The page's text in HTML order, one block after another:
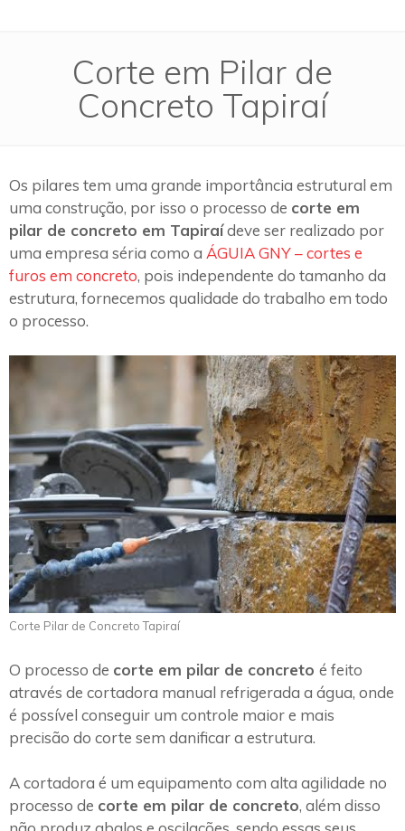
Corte em Pilar de
Concreto Tapiraí
Os pilares tem uma grande importância estrutural em
uma construção, por isso o processo de corte em
pilar de concreto em Tapiraídeve ser realizado por
uma empresa séria como a ÁGUIA GNY – cortes e
furos em concreto, pois independente do tamanho da
estrutura, fornecemos qualidade do trabalho em todo
o processo.
Corte Pilar de Concreto Tapiraí
O processo de corte em pilar de concreto é feito
através de cortadora manual refrigerada a água, onde
é possível conseguir um controle maior e mais
precisão do corte sem danificar a estrutura.
A cortadora é um equipamento com alta agilidade no
processo de corte em pilar de concreto, além disso